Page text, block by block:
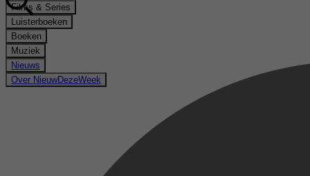
Films & Series
Luisterboeken
Boeken
Muziek
Nieuws
Over NieuwDezeWeek